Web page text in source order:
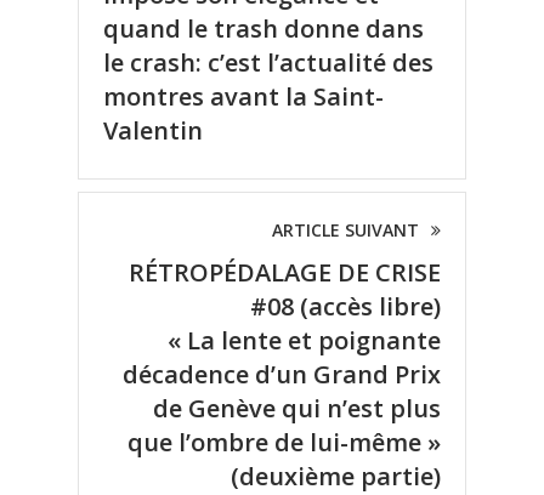
quand le trash donne dans
le crash: c’est l’actualité des
montres avant la Saint-
Valentin
ARTICLE SUIVANT
RÉTROPÉDALAGE DE CRISE
#08 (accès libre)
« La lente et poignante
décadence d’un Grand Prix
de Genève qui n’est plus
que l’ombre de lui-même »
(deuxième partie)